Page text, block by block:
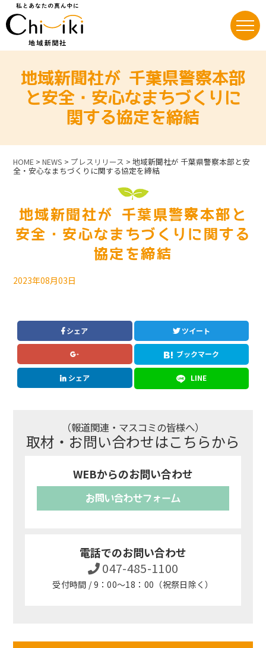
content地域新聞社が 千葉県警察本部
と安全・安心なまちづくりに
関する協定を締結
HOME >NEWS > プレスリリース >地域新聞社が 千葉県警察本部と安
全・安心なまちづくりに関する協定を締結
地域新聞社が 千葉県警察本部と
安全・安心なまちづくりに関する
協定を締結
2023年08月03日
シェア ツイート
ブックマーク
シェア LINE
（報道関連・マスコミの皆様へ）
取材・お問い合わせはこちらから
WEBからのお問い合わせ
お問い合わせフォーム
電話でのお問い合わせ
047-485-1100
受付時間 / 9：00～18：00（祝祭日除く）